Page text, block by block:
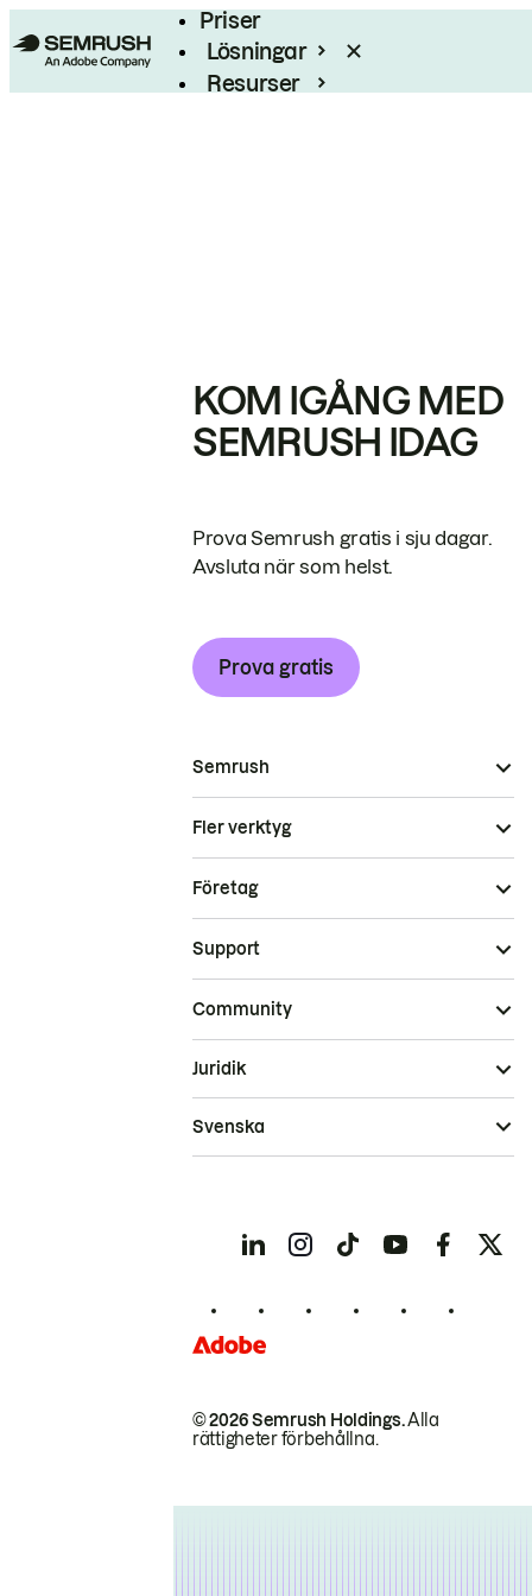
Priser
Lösningar
Resurser
KOM IGÅNG MED
SEMRUSH IDAG
Prova Semrush gratis i sju dagar.
Avsluta när som helst.
Prova gratis
Semrush
Fler verktyg
Företag
Support
Community
© 2026 Semrush Holdings.Alla
rättigheter förbehållna.
Juridik
Svenska